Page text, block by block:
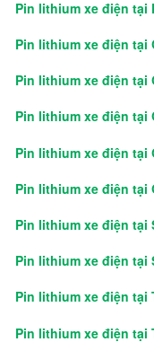
Pin lithium xe điện tại
Pin lithium xe điện tại
Pin lithium xe điện tại
Pin lithium xe điện tại
Pin lithium xe điện tại
Pin lithium xe điện tại
Pin lithium xe điện tại
Pin lithium xe điện tại
Pin lithium xe điện tại
Pin lithium xe điện tại